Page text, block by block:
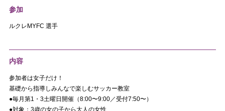
参加
ルクレMYFC 選手
内容
参加者は女子だけ！
基礎から指導しみんなで楽しむサッカー教室
●毎月第1・3土曜日開催（8:00〜9:00／受付7:50〜）
●対象：3歳の女の子から大人の女性